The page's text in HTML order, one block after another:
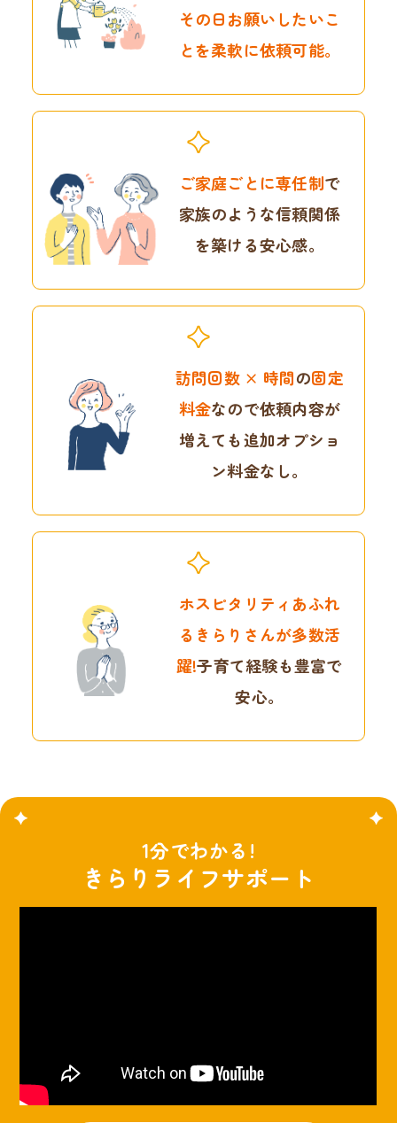
その日お願いしたいこ
とを柔軟に依頼可能。
ご家庭ごとに専任制で
家族のような信頼関係
を築ける安心感。
訪問回数 × 時間の固定
料金なので依頼内容が
増えても追加オプショ
ン料金なし。
ホスピタリティあふれ
る きらりさんが多数活
躍!子育て経験も豊富で
安心。
1分でわかる!
きらりライフサポート